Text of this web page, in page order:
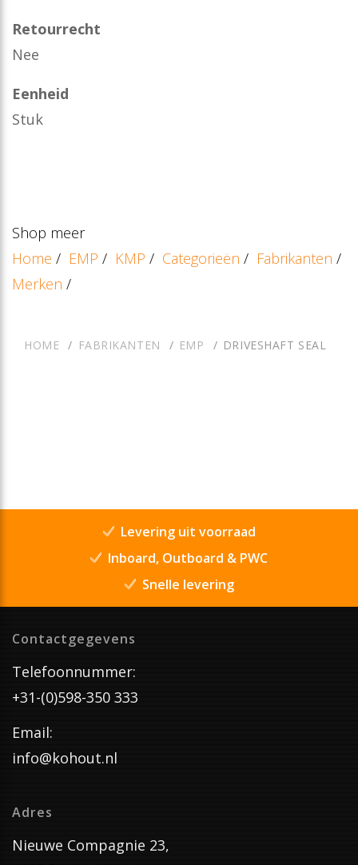
Retourrecht
Nee
Eenheid
Stuk
Shop meer
Home / EMP / KMP / Categorieën / Fabrikanten /
Merken /
HOME FABRIKANTEN EMP DRIVESHAFT SEAL
Levering uit voorraad
Inboard, Outboard & PWC
Snelle levering
Contactgegevens
Telefoonnummer:
+31-(0)598-350 333
Email:
info@kohout.nl
Adres
Nieuwe Compagnie 23,